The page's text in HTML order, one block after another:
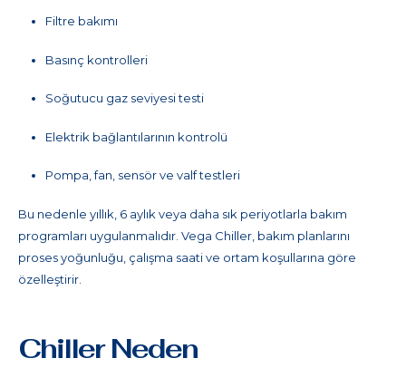
Filtre bakımı
Basınç kontrolleri
Soğutucu gaz seviyesi testi
Elektrik bağlantılarının kontrolü
Pompa, fan, sensör ve valf testleri
Bu nedenle yıllık, 6 aylık veya daha sık periyotlarla bakım
programları uygulanmalıdır. Vega Chiller, bakım planlarını
proses yoğunluğu, çalışma saati ve ortam koşullarına göre
özelleştirir.
Chiller Neden